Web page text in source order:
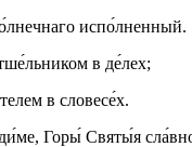
испо́лненный.
в де́лех;
в словесе́х.
Горы́ Святы́я